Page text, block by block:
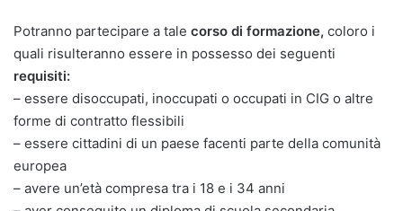
Potranno partecipare a tale corso di formazione, coloro i
quali risulteranno essere in possesso dei seguenti
requisiti:
– essere disoccupati, inoccupati o occupati in CIG o altre
forme di contratto flessibili
– essere cittadini di un paese facenti parte della comunità
europea
– avere un’età compresa tra i 18 e i 34 anni